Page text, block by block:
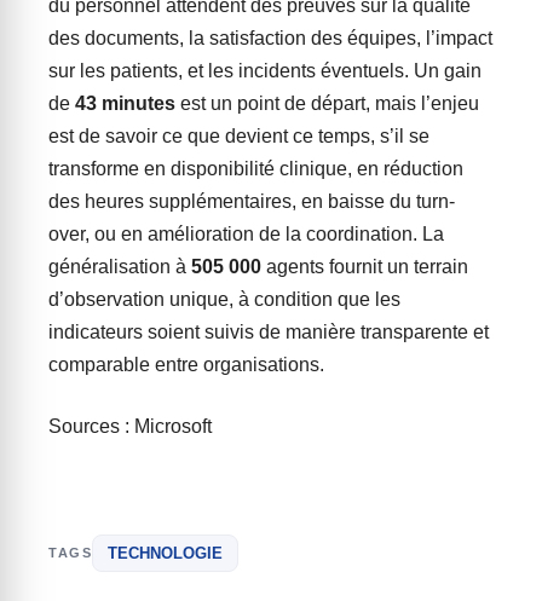
du personnel attendent des preuves sur la qualité
des documents, la satisfaction des équipes, l’impact
sur les patients, et les incidents éventuels. Un gain
de 43 minutes est un point de départ, mais l’enjeu
est de savoir ce que devient ce temps, s’il se
transforme en disponibilité clinique, en réduction
des heures supplémentaires, en baisse du turn-
over, ou en amélioration de la coordination. La
généralisation à 505 000 agents fournit un terrain
d’observation unique, à condition que les
indicateurs soient suivis de manière transparente et
comparable entre organisations.
Sources : Microsoft
TAGS TECHNOLOGIE